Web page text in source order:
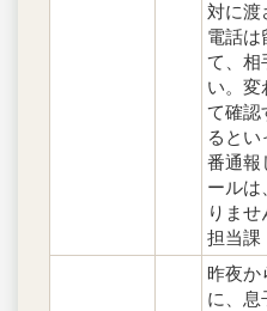
対に渡
電話は
て、相
い。変
て確認
るとい
番通報
ールは
りま
担当課
昨夜か
に、息